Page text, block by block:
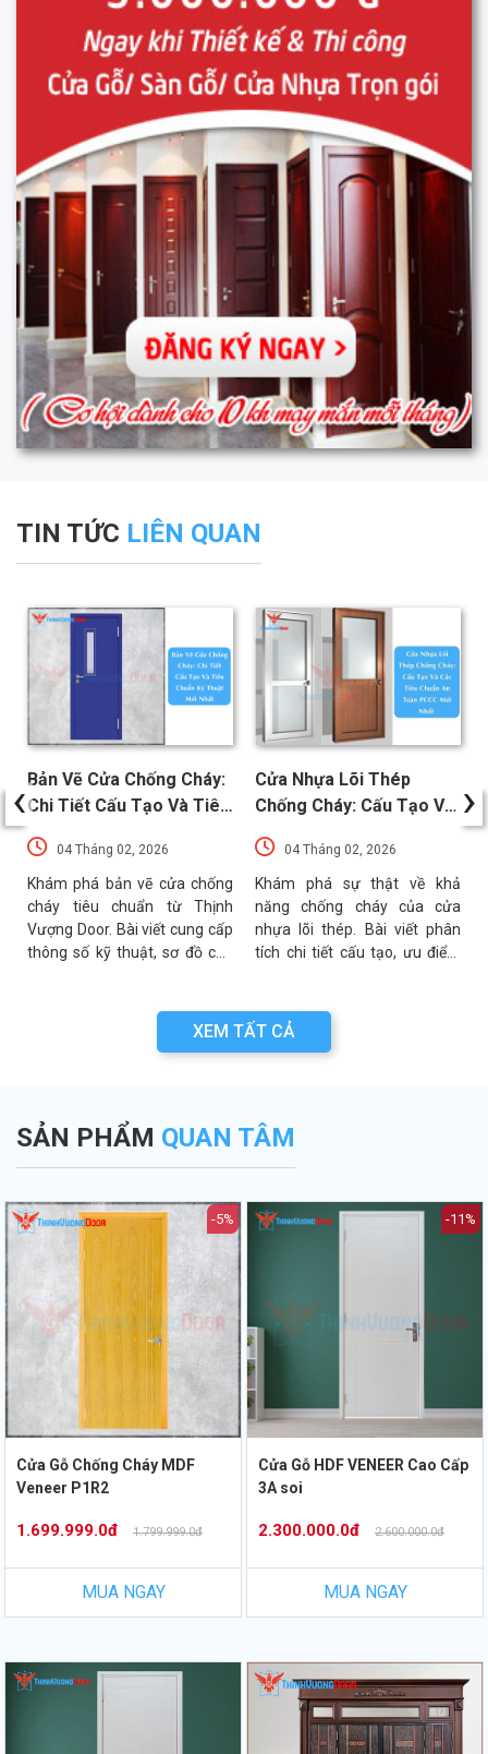
TIN TỨC LIÊN QUAN
Bản Vẽ Cửa Chống Cháy:
Chi Tiết Cấu Tạo Và Tiêu
Chuẩn Kỹ Thuật Mới Nhất
04 Tháng 02, 2026
Khám phá bản vẽ cửa chống
cháy tiêu chuẩn từ Thịnh
Vượng Door. Bài viết cung cấp
thông số kỹ thuật, sơ đồ cấu
Cửa Nhựa Lõi Thép
Chống Cháy: Cấu Tạo Và
Các Tiêu Chuẩn An Toàn
PCCC Mới Nhất
04 Tháng 02, 2026
Khám phá sự thật về khả
năng chống cháy của cửa
nhựa lõi thép. Bài viết phân
tích chi tiết cấu tạo, ưu điểm
‹ ›
XEM TẤT CẢ
SẢN PHẨM QUAN TÂM
-5%
Cửa Gỗ Chống Cháy MDF
Veneer P1R2
1.699.999.0đ 1.799.999.0đ
MUA NGAY
-11%
Cửa Gỗ HDF VENEER Cao Cấp
3A soi
2.300.000.0đ 2.600.000.0đ
MUA NGAY